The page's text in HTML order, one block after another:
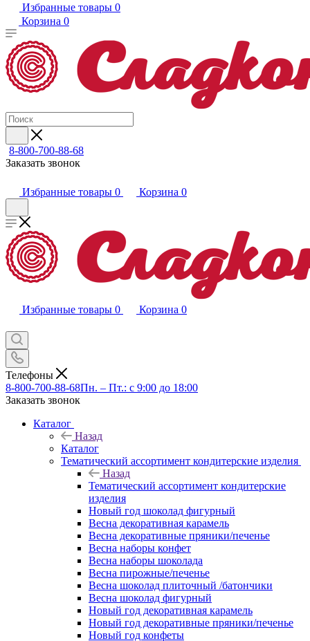
Избранные товары 0
Корзина 0
8-800-700-88-68
Заказать звонок
Избранные товары 0 Корзина 0
Избранные товары 0 Корзина 0
Телефоны
8-800-700-88-68Пн. – Пт.: с 9:00 до 18:00
Заказать звонок
Каталог
Назад
Каталог
Тематический ассортимент кондитерские изделия
Назад
Тематический ассортимент кондитерские
изделия
Новый год шоколад фигурный
Весна декоративная карамель
Весна декоративные пряники/печенье
Весна наборы конфет
Весна наборы шоколада
Весна пирожные/печенье
Весна шоколад плиточный /батончики
Весна шоколад фигурный
Новый год декоративная карамель
Новый год декоративные пряники/печенье
Новый год конфеты